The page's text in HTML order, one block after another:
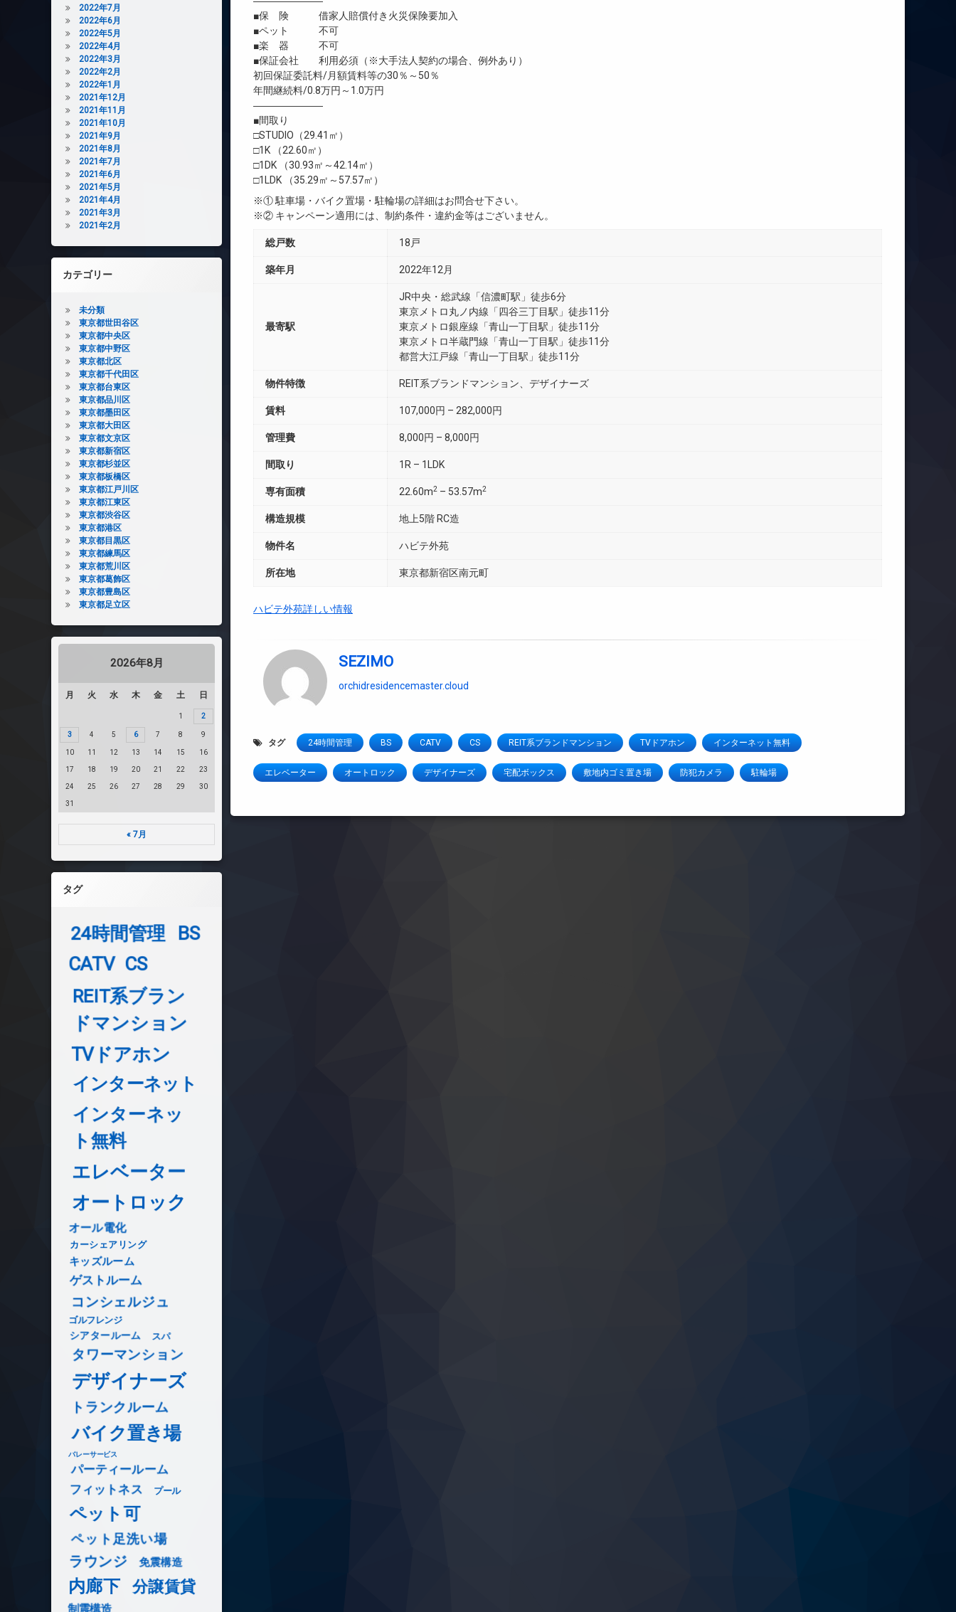
■保 険 借家人賠償付き火災保険要加入
■ペット 不可
■楽 器 不可
■保証会社 利用必須（※大手法人契約の場合、例外あり）
初回保証委託料/月額賃料等の30％～50％
年間継続料/0.8万円～1.0万円
―――――――
■間取り
□STUDIO（29.41㎡）
□1K （22.60㎡）
□1DK （30.93㎡～42.14㎡）
□1LDK （35.29㎡～57.57㎡）
※① 駐車場・バイク置場・駐輪場の詳細はお問合せ下さい。
※② キャンペーン適用には、制約条件・違約金等はございません。
総戸数 18戸
築年月 2022年12月
最寄駅
JR中央・総武線「信濃町駅」徒歩6分
東京メトロ丸ノ内線「四谷三丁目駅」徒歩11分
東京メトロ銀座線「青山一丁目駅」徒歩11分
東京メトロ半蔵門線「青山一丁目駅」徒歩11分
都営大江戸線「青山一丁目駅」徒歩11分
物件特徴 REIT系ブランドマンション、デザイナーズ
賃料 107,000円 – 282,000円
管理費 8,000円 – 8,000円
間取り 1R – 1LDK
専有面積 22.60m2 – 53.57m2
構造規模 地上5階 RC造
物件名 ハビテ外苑
所在地 東京都新宿区南元町
ハビテ外苑詳しい情報
SEZIMO
orchidresidencemaster.cloud
タグ 24時間管理 BS CATV CS REIT系ブランドマンション TVドアホン インターネット無料
エレベーター オートロック デザイナーズ 宅配ボックス 敷地内ゴミ置き場 防犯カメラ 駐輪場
2022年7月
2022年6月
2022年5月
2022年4月
2022年3月
2022年2月
2022年1月
2021年12月
2021年11月
2021年10月
2021年9月
2021年8月
2021年7月
2021年6月
2021年5月
2021年4月
2021年3月
2021年2月
カテゴリー
未分類
東京都世田谷区
東京都中央区
東京都中野区
東京都北区
東京都千代田区
東京都台東区
東京都品川区
東京都墨田区
東京都大田区
東京都文京区
東京都新宿区
東京都杉並区
東京都板橋区
東京都江戸川区
東京都江東区
東京都渋谷区
東京都港区
東京都目黒区
東京都練馬区
東京都荒川区
東京都葛飾区
東京都豊島区
東京都足立区
2026年8月
月 火 水 木 金 土 日
1 2
3 4 5 6 7 8 9
10 11 12 13 14 15 16
17 18 19 20 21 22 23
24 25 26 27 28 29 30
31
« 7月
タグ
24時間管理
BS
CATV CS
REIT系ブラン
ドマンション
TVドアホン
インターネット
インターネッ
ト無料
エレベーター
オートロック
オール電化
カーシェアリング
キッズルーム
ゲストルーム
コンシェルジュ
ゴルフレンジ
シアタールーム スパ
タワーマンション
デザイナーズ
トランクルーム
バイク置き場
バレーサービス
パーティールーム
フィットネス プール
ペット可
ペット足洗い場
ラウンジ 免震構造
内廊下 分譲賃貸
制震構造